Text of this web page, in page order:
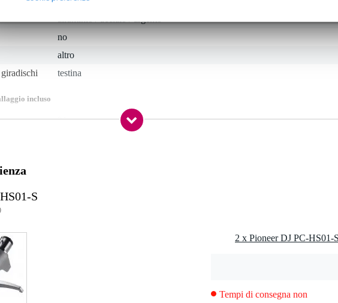
no
altro
testina
incluso
21 gr
PLX-500 e PLX-1000
2 anelli di chiusura, 2 dadi, pesetto da 4 grammi, manuale di istruzioni
S
2 x Pioneer DJ PC-HS01-
Tempi di consegna non